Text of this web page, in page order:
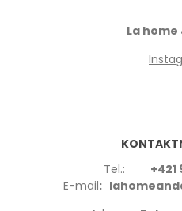
La
Tel.: +421
E-mail: